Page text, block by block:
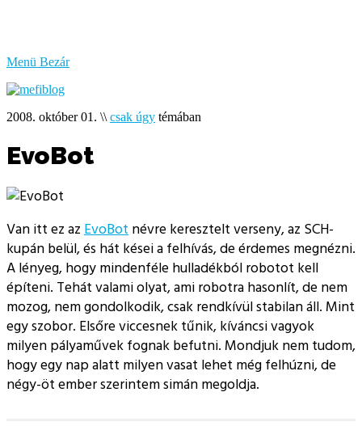
Menü Bezár
2008. október 01. \\ csak úgy témában
EvoBot
Van itt ez az EvoBot névre keresztelt verseny, az SCH-
kupán belül, és hát kései a felhívás, de érdemes megnézni.
A lényeg, hogy mindenféle hulladékból robotot kell
építeni. Tehát valami olyat, ami robotra hasonlít, de nem
mozog, nem gondolkodik, csak rendkívül stabilan áll. Mint
egy szobor. Elsőre viccesnek tűnik, kíváncsi vagyok
milyen pályaművek fognak befutni. Mondjuk nem tudom,
hogy egy nap alatt milyen vasat lehet még felhúzni, de
négy-öt ember szerintem simán megoldja.